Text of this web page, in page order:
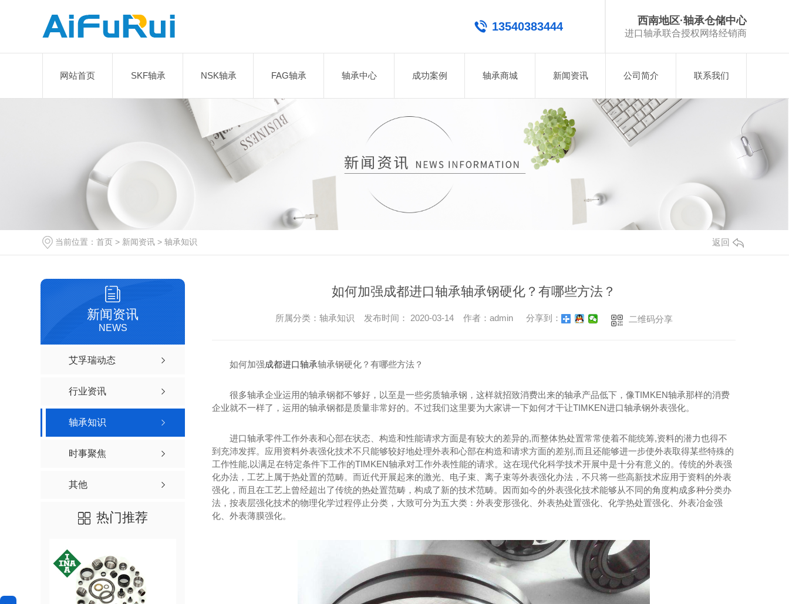
13540383444 西南地区·轴承仓储中心
进口轴承联合授权网络经销商
网站首页 SKF轴承 NSK轴承 FAG轴承 轴承中心 成功案例 轴承商城 新闻资讯 公司简介 联系我们
当前位置： 首页 > 新闻资讯 > 轴承知识 返回
新闻资讯
NEWS
艾孚瑞动态
行业资讯
轴承知识
时事聚焦
其他
热门推荐
如何加强成都进口轴承轴承钢硬化？有哪些方法？
所属分类：轴承知识 发布时间： 2020-03-14 作者：admin 分享到： 二维码分享
如何加强成都进口轴承轴承钢硬化？有哪些方法？
很多轴承企业运用的轴承钢都不够好，以至是一些劣质轴承钢，这样就招致消费出来的轴承产品低下，像TIMKEN轴承那样的消费
企业就不一样了，运用的轴承钢都是质量非常好的。不过我们这里要为大家讲一下如何才干让TIMKEN进口轴承钢外表强化。
进口轴承零件工作外表和心部在状态、构造和性能请求方面是有较大的差异的,而整体热处置常常使着不能统筹,资料的潜力也得不
到充沛发挥。应用资料外表强化技术不只能够较好地处理外表和心部在构造和请求方面的差别,而且还能够进一步使外表取得某些特殊的
工作性能,以满足在特定条件下工作的TIMKEN轴承对工作外表性能的请求。这在现代化科学技术开展中是十分有意义的。传统的外表强
化办法，工艺上属于热处置的范畴。而近代开展起来的激光、电子束、离子束等外表强化办法，不只将一些高新技术应用于资料的外表
强化，而且在工艺上曾经超出了传统的热处置范畴，构成了新的技术范畴。因而如今的外表强化技术能够从不同的角度构成多种分类办
法，按表层强化技术的物理化学过程停止分类，大致可分为五大类：外表变形强化、外表热处置强化、化学热处置强化、外表冶金强
化、外表薄膜强化。